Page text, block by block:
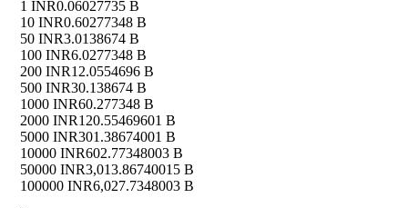
1 INR0.06027735 B
10 INR0.60277348 B
50 INR3.0138674 B
100 INR6.0277348 B
200 INR12.0554696 B
500 INR30.138674 B
1000 INR60.277348 B
2000 INR120.55469601 B
5000 INR301.38674001 B
10000 INR602.77348003 B
50000 INR3,013.86740015 B
100000 INR6,027.7348003 B